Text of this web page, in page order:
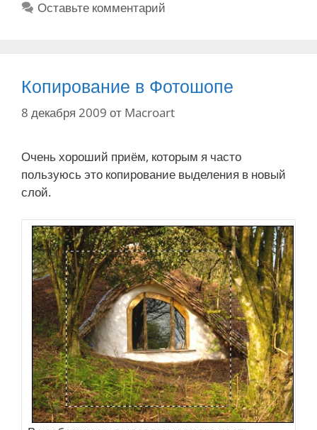
р
Оставьте комментарий
Копирование в Фотошопе
8 декабря 2009 от Macroart
Очень хороший приём, которым я часто
пользуюсь это копирование выделения в новый
слой.